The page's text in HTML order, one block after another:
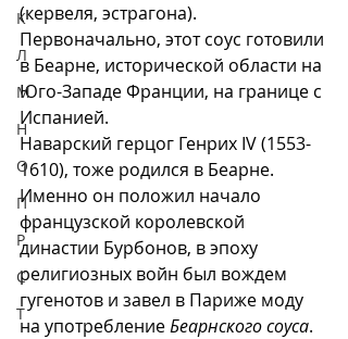
К
Л
М
Н
О
П
Р
С
Т
(кервеля, эстрагона).
Первоначально, этот соус готовили
в Беарне, исторической области на
Юго-Западе Франции, на границе с
Испанией.
Наварский герцог Генрих IV (1553-
1610), тоже родился в Беарне.
Именно он положил начало
французской королевской
династии Бурбонов, в эпоху
религиозных войн был вождем
гугенотов и завел в Париже моду
на употребление Беарнского соуса.